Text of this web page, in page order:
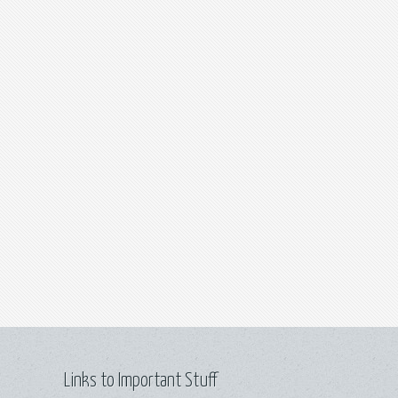
Links to Important Stuff